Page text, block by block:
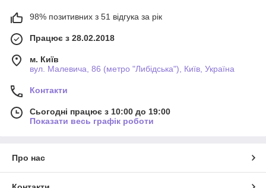
98% позитивних з 51 відгука за рік
Працює з 28.02.2018
м. Київ
вул. Малевича, 86 (метро "Либідська"), Київ, Україна
Контакти
Сьогодні працює з 10:00 до 19:00
Показати весь графік роботи
Про нас